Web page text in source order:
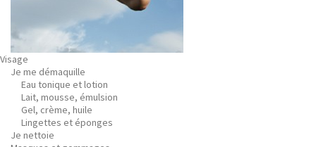
Visage
Je me démaquille
Eau tonique et lotion
Lait, mousse, émulsion
Gel, crème, huile
Lingettes et éponges
Je nettoie